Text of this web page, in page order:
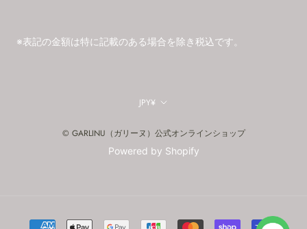
※表記の金額は特に記載のある場合を除き税込です。
通
JPY¥
© GARLINU（ガリーヌ）公式オンラインショップ
Powered by Shopify